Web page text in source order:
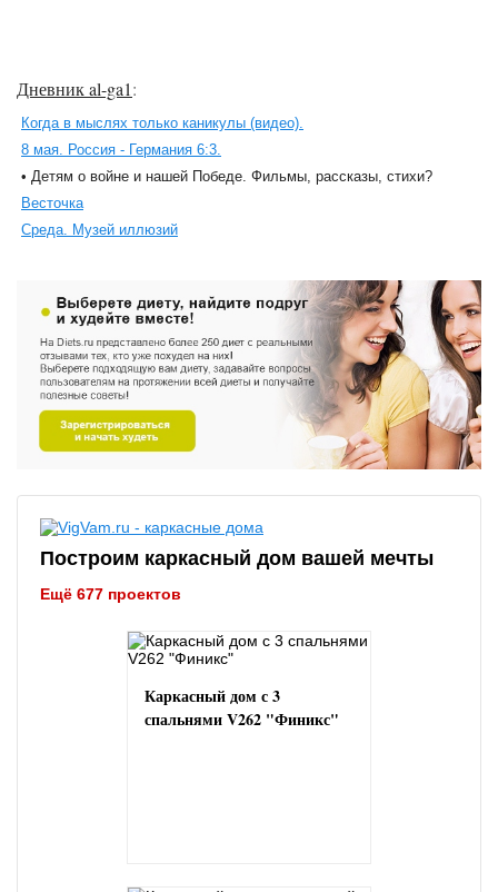
Дневник al-ga1:
Когда в мыслях только каникулы (видео).
8 мая. Россия - Германия 6:3.
• Детям о войне и нашей Победе. Фильмы, рассказы, стихи?
Весточка
Среда. Музей иллюзий
Построим каркасный дом вашей мечты
Ещё 677 проектов
Каркасный дом с 3
спальнями V262 "Финикс"